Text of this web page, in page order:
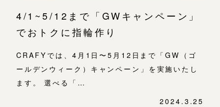
4/1~5/12まで「GWキャンペーン」
でおトクに指輪作り
CRAFYでは、4月1日〜5月12日まで「GW（ゴ
ールデンウィーク）キャンペーン」を実施いたし
ます。 選べる「…
2024.3.25